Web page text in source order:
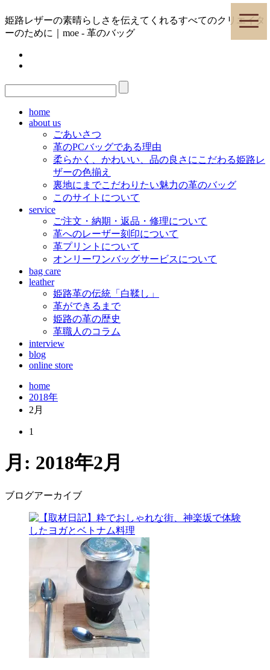
toggle
姫路レザーの素晴らしさを伝えてくれるすべてのクリエイタ
ーのために｜moe - 革のバッグ
home
about us
ごあいさつ
革のPCバッグである理由
柔らかく、かわいい、品の良さにこだわる姫路レ
ザーの色揃え
裏地にまでこだわりたい魅力の革のバッグ
このサイトについて
service
ご注文・納期・返品・修理について
革へのレーザー刻印について
革プリントについて
オンリーワンバッグサービスについて
bag care
leather
姫路革の伝統「白鞣し」
革ができるまで
姫路の革の歴史
革職人のコラム
interview
blog
online store
home
2018年
2月
1
月: 2018年2月
ブログアーカイブ